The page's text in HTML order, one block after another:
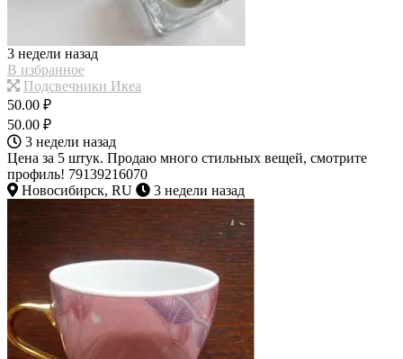
3 недели назад
В избранное
Подсвечники Икеа
50.00 ₽
50.00 ₽
3 недели назад
Цена за 5 штук. Продаю много стильных вещей, смотрите
профиль! 79139216070
Новосибирск, RU
3 недели назад